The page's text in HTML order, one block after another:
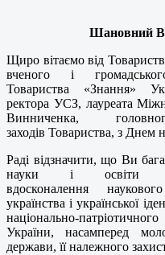
Шановний
Щиро вітаємо від
вченого і
Товариства «Знання»
ректора УСЗ, лауреата
Винниченка,
заходів Товариства, з Днем
Раді відзначити, що Ви
науки і освіти в
вдосконалення
українства і української
національно-
України, насамперед
держави, її належного